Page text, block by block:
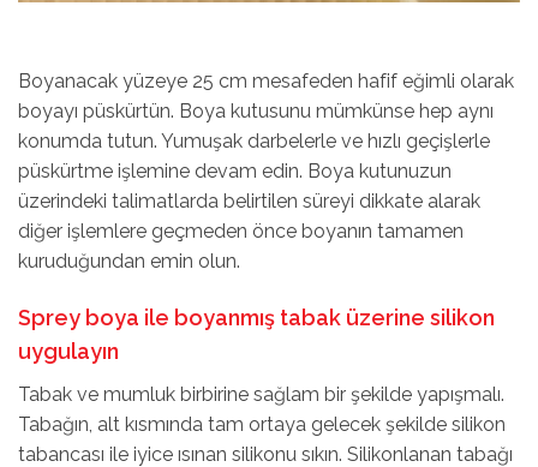
Boyanacak yüzeye 25 cm mesafeden hafif eğimli olarak
boyayı püskürtün. Boya kutusunu mümkünse hep aynı
konumda tutun. Yumuşak darbelerle ve hızlı geçişlerle
püskürtme işlemine devam edin. Boya kutunuzun
üzerindeki talimatlarda belirtilen süreyi dikkate alarak
diğer işlemlere geçmeden önce boyanın tamamen
kuruduğundan emin olun.
Sprey boya ile boyanmış tabak üzerine silikon
uygulayın
Tabak ve mumluk birbirine sağlam bir şekilde yapışmalı.
Tabağın, alt kısmında tam ortaya gelecek şekilde silikon
tabancası ile iyice ısınan silikonu sıkın. Silikonlanan tabağı